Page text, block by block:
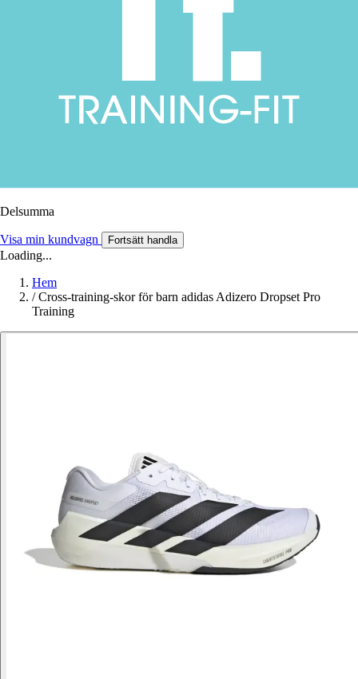
Delsumma
Visa min kundvagn Fortsätt handla
Loading...
Hem
/ Cross-training-skor för barn adidas Adizero Dropset Pro
Training